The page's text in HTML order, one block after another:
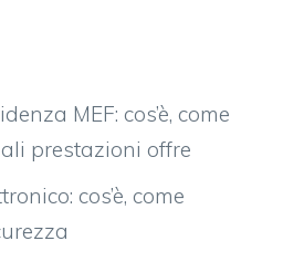
MEF: cos’è, come
prestazioni offre
cos’è, come